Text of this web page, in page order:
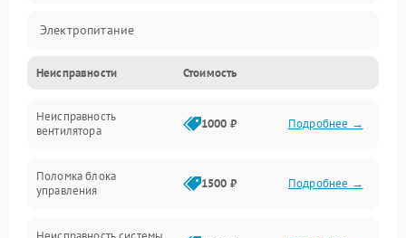
Электропитание
Фильтры
Механические повреждения
Неисправности Стоимость
Неисправность
вентилятора
1000 ₽ Подробнее →
Поломка блока
управления
1500 ₽ Подробнее →